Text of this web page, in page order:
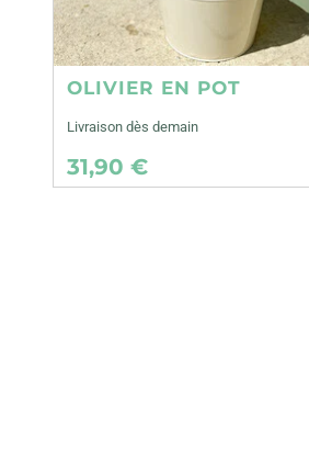
OLIVIER EN POT
Livraison dès demain
31,90 €